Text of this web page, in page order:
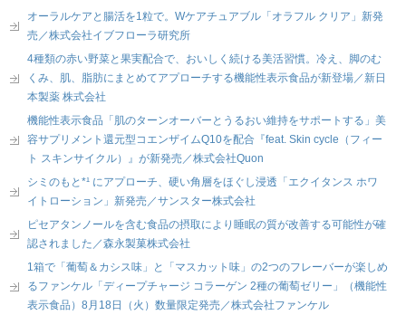
オーラルケアと腸活を1粒で。Wケアチュアブル「オラフル クリア」新発
売／株式会社イブフローラ研究所
4種類の赤い野菜と果実配合で、おいしく続ける美活習慣。冷え、脚のむ
くみ、肌、脂肪にまとめてアプローチする機能性表示食品が新登場／新日
本製薬 株式会社
機能性表示食品「肌のターンオーバーとうるおい維持をサポートする」美
容サプリメント還元型コエンザイムQ10を配合『feat. Skin cycle（フィー
ト スキンサイクル）』が新発売／株式会社Quon
シミのもと*¹ にアプローチ、硬い角層をほぐし浸透「エクイタンス ホワ
イトローション」新発売／サンスター株式会社
ピセアタンノールを含む食品の摂取により睡眠の質が改善する可能性が確
認されました／森永製菓株式会社
1箱で「葡萄＆カシス味」と「マスカット味」の2つのフレーバーが楽しめ
るファンケル「ディープチャージ コラーゲン 2種の葡萄ゼリー」（機能性
表示食品）8月18日（火）数量限定発売／株式会社ファンケル